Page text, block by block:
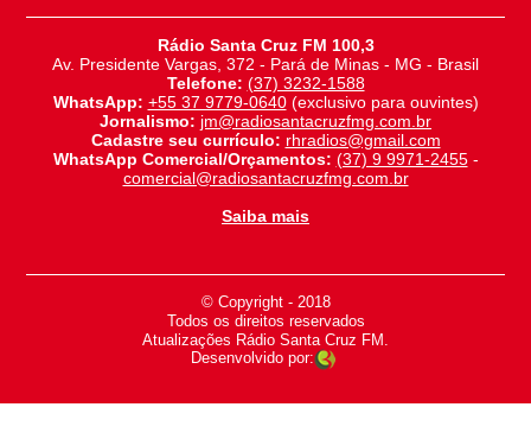
Rádio Santa Cruz FM 100,3
Av. Presidente Vargas, 372 - Pará de Minas - MG - Brasil
Telefone: (37) 3232-1588
WhatsApp: +55 37 9779-0640(exclusivo para ouvintes)
Jornalismo: jm@radiosantacruzfmg.com.br
Cadastre seu currículo: rhradios@gmail.com
WhatsApp Comercial/Orçamentos: (37) 9 9971-2455-
comercial@radiosantacruzfmg.com.br
Saiba mais
© Copyright - 2018
-
Todos os direitos reservados
-
Atualizações Rádio Santa Cruz FM.
Desenvolvido por: